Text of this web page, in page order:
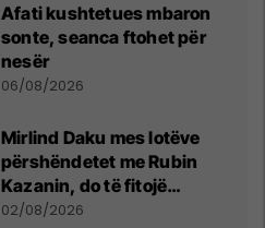
Afati kushtetues mbaron
sonte, seanca ftohet për
nesër
06/08/2026
Mirlind Daku mes lotëve
përshëndetet me Rubin
Kazanin, do të fitojë
miliona te Spartak Moska
02/08/2026